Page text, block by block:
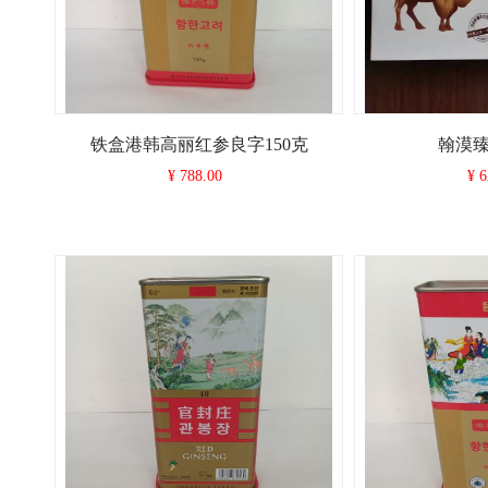
铁盒港韩高丽红参良字150克
¥ 788.00
翰漠
¥